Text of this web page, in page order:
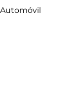
Automóvil